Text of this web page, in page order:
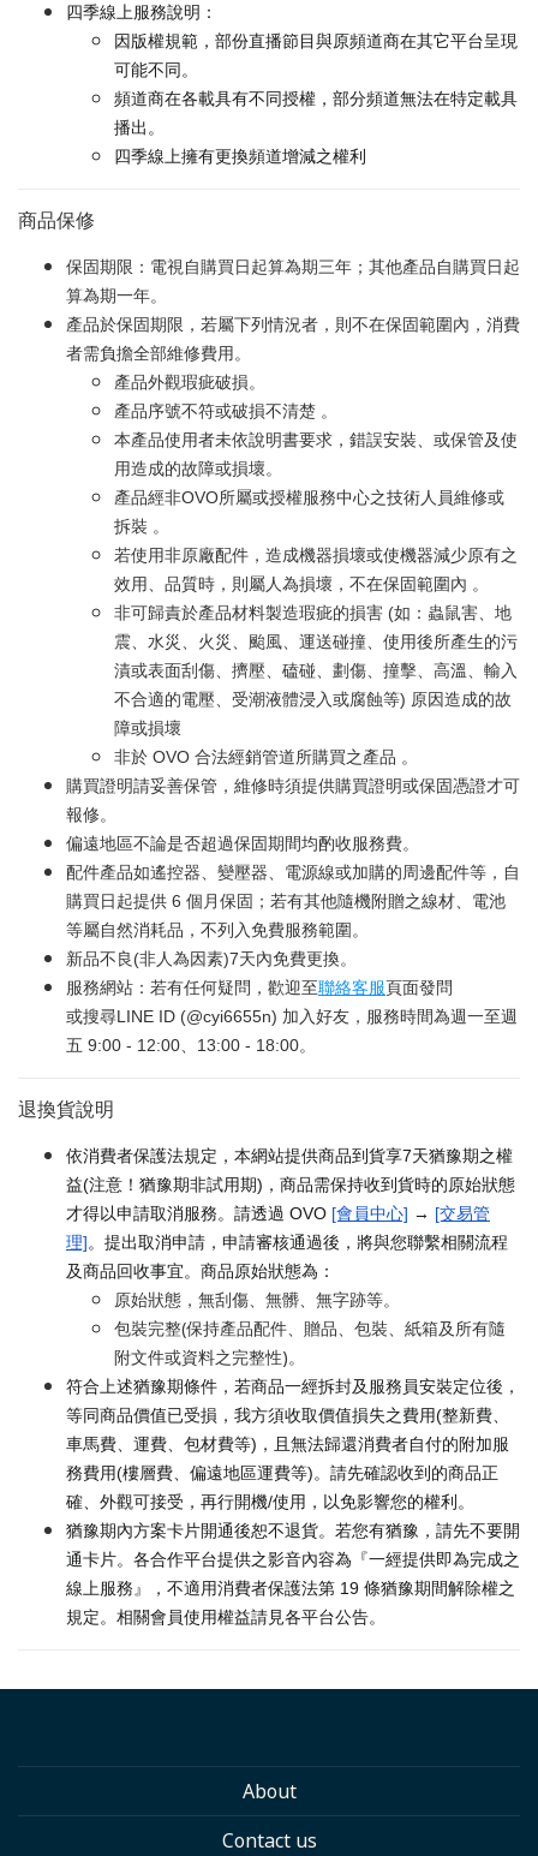
四季線上服務說明：
因版權規範，部份直播節目與原頻道商在其它平台呈現
可能不同。
頻道商在各載具有不同授權，部分頻道無法在特定載具
播出。
四季線上擁有更換頻道增減之權利
商品保修
保固期限：電視自購買日起算為期三年；其他產品自購買日起
算為期一年。
產品於保固期限，若屬下列情況者，則不在保固範圍內，消費
者需負擔全部維修費用。
產品外觀瑕疵破損。
產品序號不符或破損不清楚 。
本產品使用者未依說明書要求，錯誤安裝、或保管及使
用造成的故障或損壞。
產品經非OVO所屬或授權服務中心之技術人員維修或
拆裝 。
若使用非原廠配件，造成機器損壞或使機器減少原有之
效用、品質時，則屬人為損壞，不在保固範圍內 。
非可歸責於產品材料製造瑕疵的損害 (如：蟲鼠害、地
震、水災、火災、颱風、運送碰撞、使用後所產生的污
漬或表面刮傷、擠壓、磕碰、劃傷、撞擊、高溫、輸入
不合適的電壓、受潮液體浸入或腐蝕等) 原因造成的故
障或損壞
非於 OVO 合法經銷管道所購買之產品 。
購買證明請妥善保管，維修時須提供購買證明或保固憑證才可
報修。
偏遠地區不論是否超過保固期間均酌收服務費。
配件產品如遙控器、變壓器、電源線或加購的周邊配件等，自
購買日起提供 6 個月保固；若有其他隨機附贈之線材、電池
等屬自然消耗品，不列入免費服務範圍。
新品不良(非人為因素)7天內免費更換。
服務網站：若有任何疑問，歡迎至聯絡客服頁面發問
或搜尋LINE ID (@cyi6655n) 加入好友，服務時間為週一至週
五 9:00 - 12:00、13:00 - 18:00。
退換貨說明
依消費者保護法規定，本網站提供商品到貨享7天猶豫期之權
益(注意！猶豫期非試用期)，商品需保持收到貨時的原始狀態
才得以申請取消服務。請透過 OVO [會員中心] → [交易管
理]。提出取消申請，申請審核通過後，將與您聯繫相關流程
及商品回收事宜。商品原始狀態為：
原始狀態，無刮傷、無髒、無字跡等。
包裝完整(保持產品配件、贈品、包裝、紙箱及所有隨
附文件或資料之完整性)。
符合上述猶豫期條件，若商品一經拆封及服務員安裝定位後，
等同商品價值已受損，我方須收取價值損失之費用(整新費、
車馬費、運費、包材費等)，且無法歸還消費者自付的附加服
務費用(樓層費、偏遠地區運費等)。請先確認收到的商品正
確、外觀可接受，再行開機/使用，以免影響您的權利。
猶豫期內方案卡片開通後恕不退貨。若您有猶豫，請先不要開
通卡片。各合作平台提供之影音內容為『一經提供即為完成之
線上服務』，不適用消費者保護法第 19 條猶豫期間解除權之
規定。相關會員使用權益請見各平台公告。
About
Contact us